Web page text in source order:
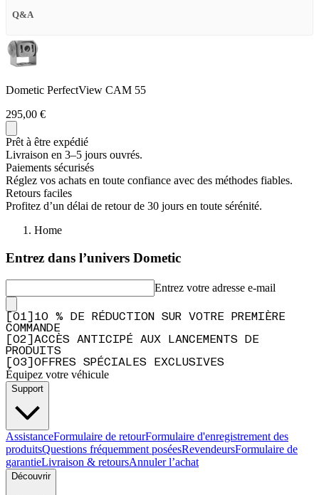
Q&A
Dometic PerfectView CAM 55
295,00 €
Prêt à être expédié
Livraison en 3–5 jours ouvrés.
Paiements sécurisés
Réglez vos achats en toute confiance avec des méthodes fiables.
Retours faciles
Profitez d’un délai de retour de 30 jours en toute sérénité.
Home
Entrez dans l’univers Dometic
Entrez votre adresse e-mail
01
10 % DE RÉDUCTION SUR VOTRE PREMIÈRE
COMMANDE
02
ACCÈS ANTICIPÉ AUX LANCEMENTS DE
PRODUITS
03 OFFRES SPÉCIALES EXCLUSIVES
Équipez votre véhicule
Support
AssistanceFormulaire de retourFormulaire d'enregistrement des
produitsQuestions fréquemment poséesRevendeursFormulaire de
garantieLivraison & retoursAnnuler l’achat
Découvrir